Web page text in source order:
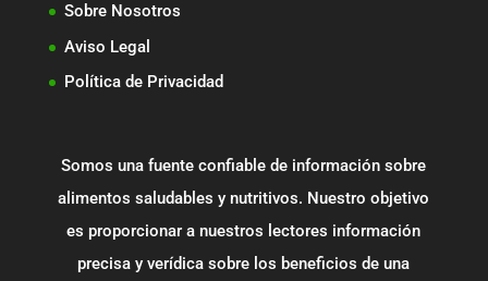
Sobre Nosotros
Aviso Legal
Política de Privacidad
Somos una fuente confiable de información sobre
alimentos saludables y nutritivos. Nuestro objetivo
es proporcionar a nuestros lectores información
precisa y verídica sobre los beneficios de una